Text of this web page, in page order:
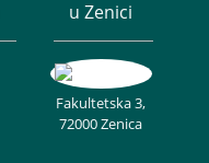
u Zenici
Fakultetska 3,
72000 Zenica